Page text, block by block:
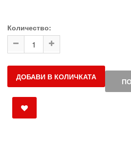
Количество:
ДОБАВИ В КОЛИЧКАТА